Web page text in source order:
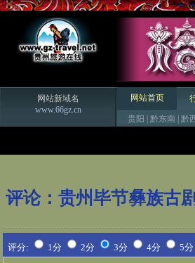
网站新域名
www.66gz.cn
网站首页
贵阳 黔东南 黔
评论： 贵州毕节彝族古
评分: 1分 2分 3分 4分 5分